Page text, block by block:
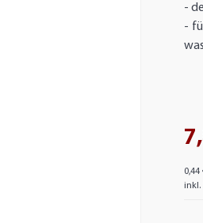
-
-
inkl.